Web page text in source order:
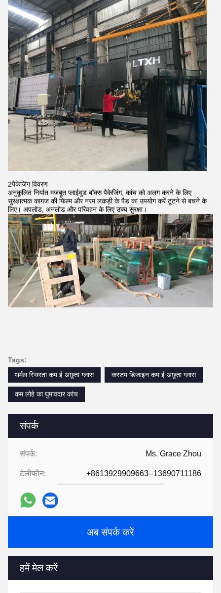
संपर्क
संपर्क: Ms. Grace Zhou
टेलीफोन: +8613929909663--13690711186
अब संपर्क करें
हमें मेल करें
2पैकेजिंग विवरण
अनुकूलित निर्यात मजबूत प्लाईवुड बॉक्स पैकेजिंग, कांच को अलग करने के लिए
सुरक्षात्मक कागज की फिल्म और नरम लकड़ी के पैड का उपयोग करें टूटने से बचने के
लिए। अपलोड, अनलोड और परिवहन के लिए उच्च सुरक्षा।
Tags:
थर्मल स्थिरता कम ई अछूता ग्लास
कस्टम डिजाइन कम ई अछूता ग्लास
कम लोहे का घुमावदार कांच